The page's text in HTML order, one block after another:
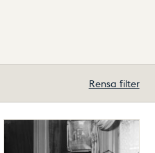
Rensa filter